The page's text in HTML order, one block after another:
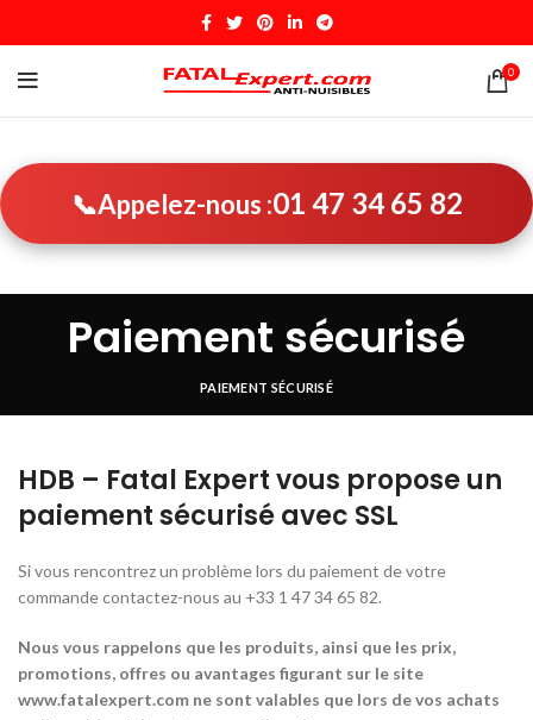
0
📞Appelez-nous :01 47 34 65 82
Paiement sécurisé
PAIEMENT SÉCURISÉ
HDB – Fatal Expert vous propose un
paiement sécurisé avec SSL
Si vous rencontrez un problème lors du paiement de votre
commande contactez-nous au +33 1 47 34 65 82.
Nous vous rappelons que les produits, ainsi que les prix,
promotions, offres ou avantages figurant sur le site
www.fatalexpert.com ne sont valables que lors de vos achats